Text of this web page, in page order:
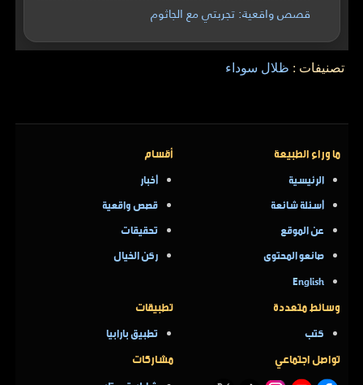
قصص واقعية: تجربتي مع الجاثوم
تصنيفات : ظلال سوداء
ما وراء الطبيعة
الرئيسية
أسئلة شائعة
عن الموقع
صانعو المحتوى
English
أقسام
أخبار
قصص واقعية
تحقيقات
ركن الخيال
وسائط متعددة
كتب
تطبيقات
تطبيق بارابيا
تواصل اجتماعي مشاركات